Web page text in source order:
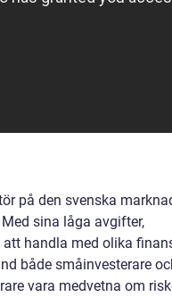
på den svenska
sina låga avgifter,
handla med olika
både småinvesterare
vara medvetna om